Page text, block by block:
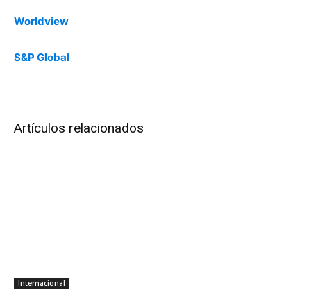
Worldview
S&P Global
Artículos relacionados
Internacional